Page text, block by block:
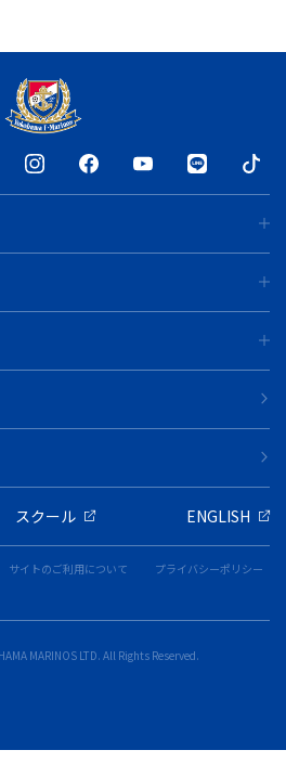
スクール ENGLISH
サイトのご利用について
プライバシーポリシー
MARINOS LTD. All Rights Reserved.